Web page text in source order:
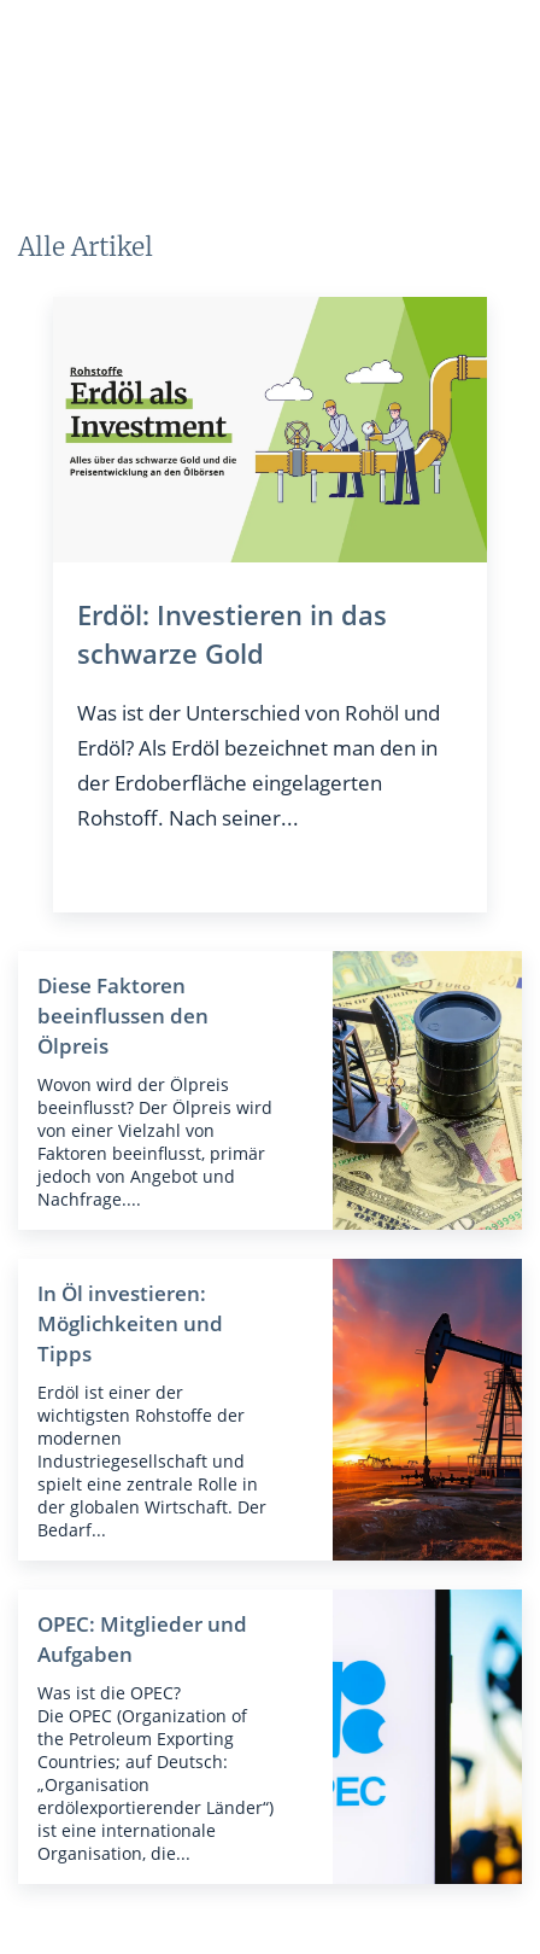
Alle Artikel
Erdöl: Investieren in das
schwarze Gold
Was ist der Unterschied von Rohöl und
Erdöl? Als Erdöl bezeichnet man den in
der Erdoberfläche eingelagerten
Rohstoff. Nach seiner...
Diese Faktoren
beeinflussen den
Ölpreis
Wovon wird der Ölpreis
beeinflusst? Der Ölpreis wird
von einer Vielzahl von
Faktoren beeinflusst, primär
jedoch von Angebot und
Nachfrage....
In Öl investieren:
Möglichkeiten und
Tipps
Erdöl ist einer der
wichtigsten Rohstoffe der
modernen
Industriegesellschaft und
spielt eine zentrale Rolle in
der globalen Wirtschaft. Der
Bedarf...
OPEC: Mitglieder und
Aufgaben
Was ist die OPEC?
Die OPEC (Organization of
the Petroleum Exporting
Countries; auf Deutsch:
„Organisation
erdölexportierender Länder“)
ist eine internationale
Organisation, die...